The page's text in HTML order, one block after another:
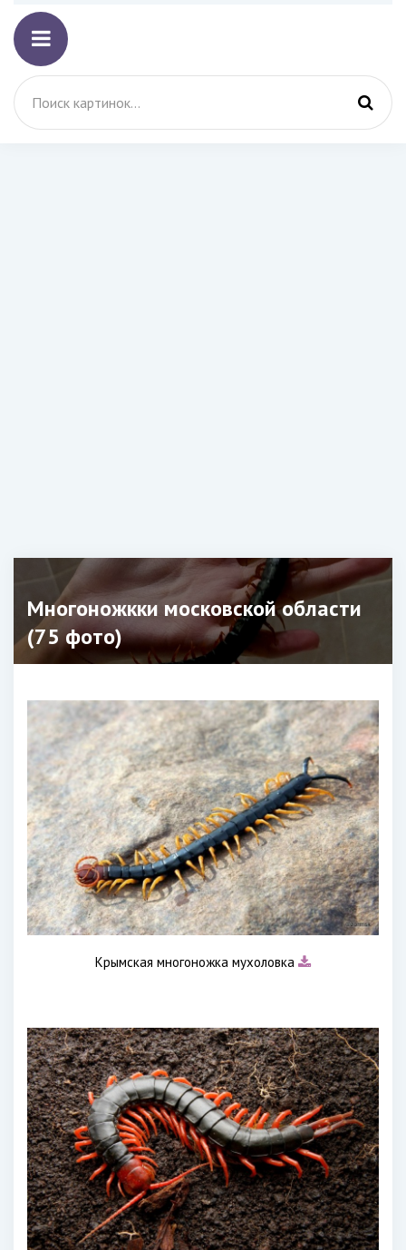
Многоножкки московской области
(75 фото)
Крымская многоножка мухоловка